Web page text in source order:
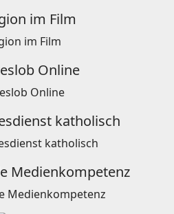
im Film
Online
katholisch
Medienkompetenz